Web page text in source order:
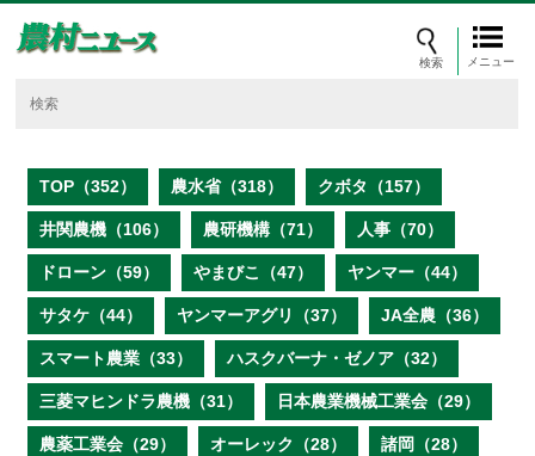
メニュー
TOP（352） 農水省（318） クボタ（157）
井関農機（106） 農研機構（71） 人事（70）
ドローン（59） やまびこ（47） ヤンマー（44）
サタケ（44） ヤンマーアグリ（37） JA全農（36）
スマート農業（33） ハスクバーナ・ゼノア（32）
三菱マヒンドラ農機（31） 日本農業機械工業会（29）
農薬工業会（29） オーレック（28） 諸岡（28）